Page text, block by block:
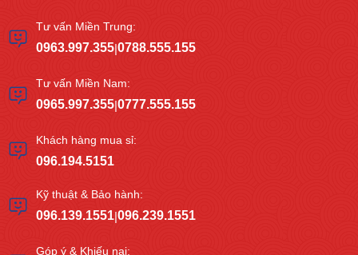
Tư vấn Miền Trung:
0963.997.355|0788.555.155
Tư vấn Miền Nam:
0965.997.355|0777.555.155
Khách hàng mua sỉ:
096.194.5151
Kỹ thuật & Bảo hành:
096.139.1551|096.239.1551
Góp ý & Khiếu nại: